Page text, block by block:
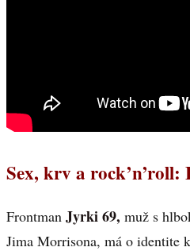
Sex, krv a rock’n’roll:
Frontman Jyrki 69, muž s
Jima Morrisona, má o identite